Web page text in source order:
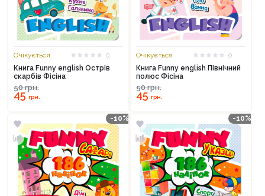
Очікується
0
Книга Funny english Острів
скарбів Фісіна
50грн.
45грн.
Очікується
0
Книга Funny english Північний
полюс Фісіна
50грн.
45грн.
-10% -10%